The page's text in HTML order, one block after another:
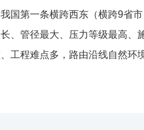
国第一条横跨西东（横跨9省
、管径最大、压力等级最高、
工程难点多，路由沿线自然环